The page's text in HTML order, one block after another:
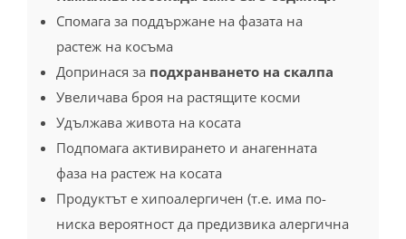
Спомага за поддържане на фазата на
растеж на косъма
Допринася за подхранването на скалпа
Увеличава броя на растящите косми
Удължава живота на косата
Подпомага активирането и анагенната
фаза на растеж на косата
Продуктът е хипоалергичен (т.е. има по-
ниска вероятност да предизвика алергична